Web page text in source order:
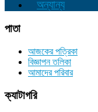
অন্যান্য
পাতা
আজকের পত্রিকা
বিজ্ঞাপন তলিকা
আমাদের পরিবার
ক্যাটাগরি